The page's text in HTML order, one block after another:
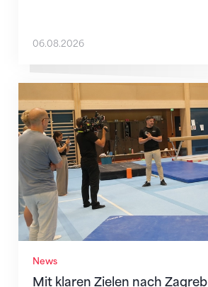
06.08.2026
News
Mit klaren Zielen nach Zagreb
Mit klaren Zielen nach Zagreb